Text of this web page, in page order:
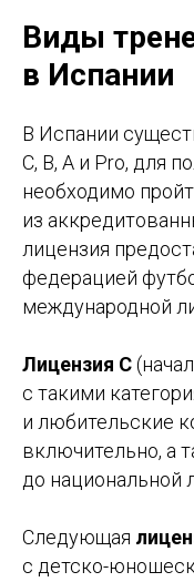
Виды
в Испании
В Испании
C, B, A и Pro, для
необходимо
из
лицензия
федерацией
международной
Лицензия C
с такими
и любительские
включительно, а
до национальной
Следующая
с детско-